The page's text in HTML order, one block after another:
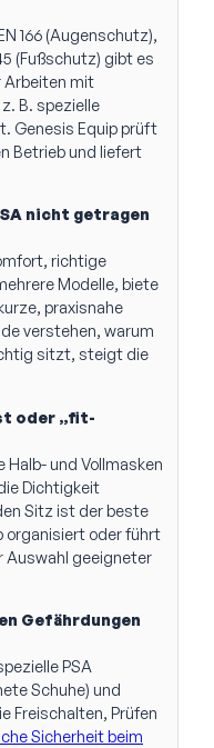
166 (Augenschutz),
(Fußschutz) gibt es
Arbeiten mit
B. spezielle
Genesis Equip prüft
Betrieb und liefert
nicht getragen
richtige
Modelle, biete
praxisnahe
verstehen, warum
sitzt, steigt die
oder „fit-
Halb- und Vollmasken
Dichtigkeit
Sitz ist der beste
organisiert oder führt
Auswahl geeigneter
Gefährdungen
PSA
Schuhe) und
Freischalten, Prüfen
Sicherheit beim